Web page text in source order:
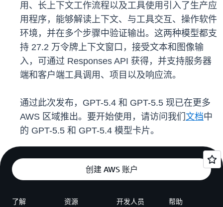
用、长上下文工作流程以及工具使用引入了生产应
用程序，能够解读上下文、与工具交互、操作软件
环境，并在多个步骤中验证输出。这两种模型都支
持 27.2 万令牌上下文窗口，接受文本和图像输
入，可通过 Responses API 获得，并支持服务器
端和客户端工具调用、项目以及响应流。
通过此次发布，GPT-5.4 和 GPT-5.5 现已在更多
AWS 区域推出。要开始使用，请访问我们 文档中
的 GPT-5.5 和 GPT-5.4 模型卡片。
创建 AWS 账户
了解 资源 开发人员 帮助